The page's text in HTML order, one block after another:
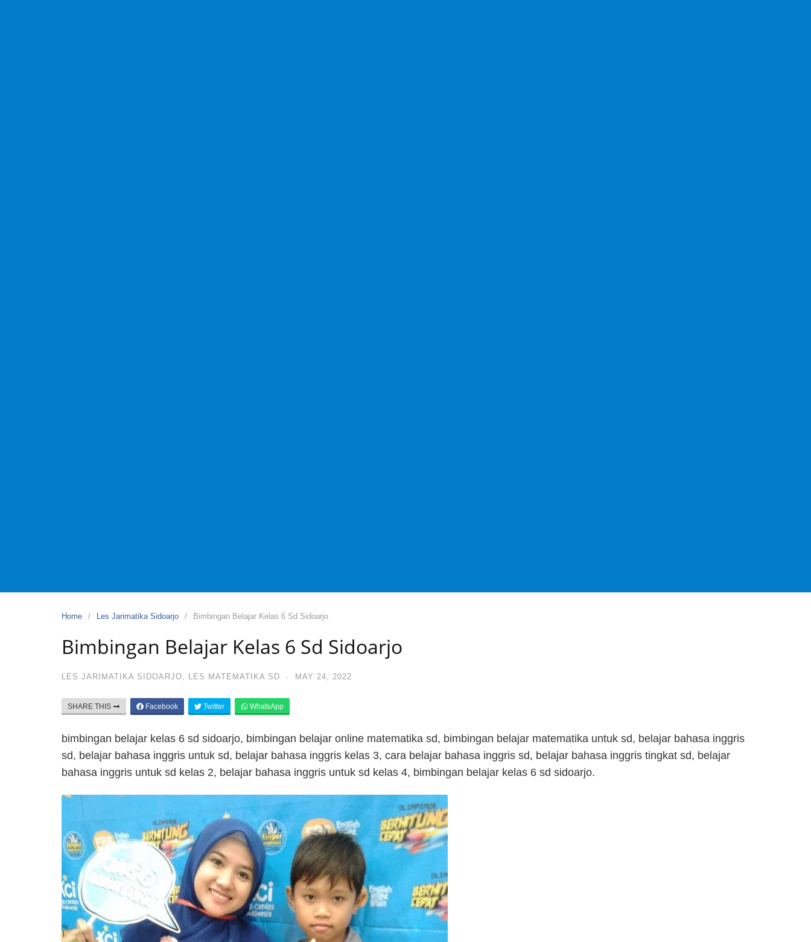
Home Les Jarimatika Sidoarjo Bimbingan Belajar Kelas 6 Sd Sidoarjo
Bimbingan Belajar Kelas 6 Sd Sidoarjo
LES JARIMATIKA SIDOARJO, LES MATEMATIKA SD · MAY 24, 2022
SHARE THIS Facebook Twitter WhatsApp
bimbingan belajar kelas 6 sd sidoarjo, bimbingan belajar online matematika sd, bimbingan belajar matematika untuk sd, belajar bahasa inggris
sd, belajar bahasa inggris untuk sd, belajar bahasa inggris kelas 3, cara belajar bahasa inggris sd, belajar bahasa inggris tingkat sd, belajar
bahasa inggris untuk sd kelas 2, belajar bahasa inggris untuk sd kelas 4, bimbingan belajar kelas 6 sd sidoarjo.